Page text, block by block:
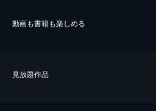
動画も書籍も楽しめる
⾒放題作品